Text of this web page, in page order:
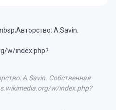
A.Savin. Собственная
w/index.php?